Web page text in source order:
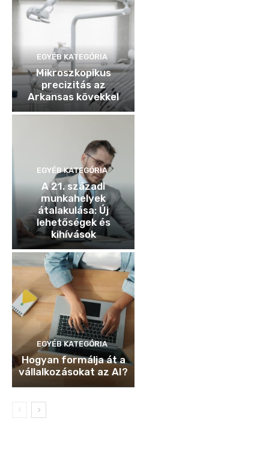
EGYÉB KATEGÓRIA
Mikroszkopikus
precizitás az
Arkansas kövekkel
EGYÉB KATEGÓRIA
A 21. századi
munkahelyek
átalakulása: Új
lehetőségek és
kihívások
EGYÉB KATEGÓRIA
Hogyan formálja át a
vállalkozásokat az AI?